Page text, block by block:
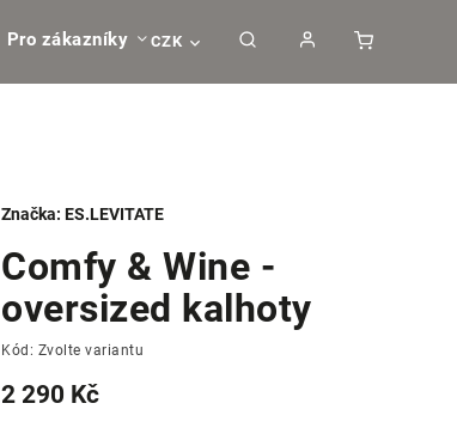
CZK
Pro zákazníky
Comfy & Wine -
oversized kalhoty
Kód: Zvolte variantu
2 290 Kč
Značka:ES.LEVITATE